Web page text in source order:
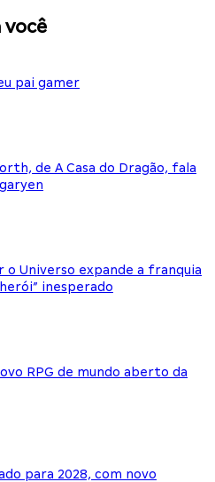
você
pai gamer
de A Casa do Dragão, fala
o Universo expande a franquia
inesperado
RPG de mundo aberto da
para 2028, com novo